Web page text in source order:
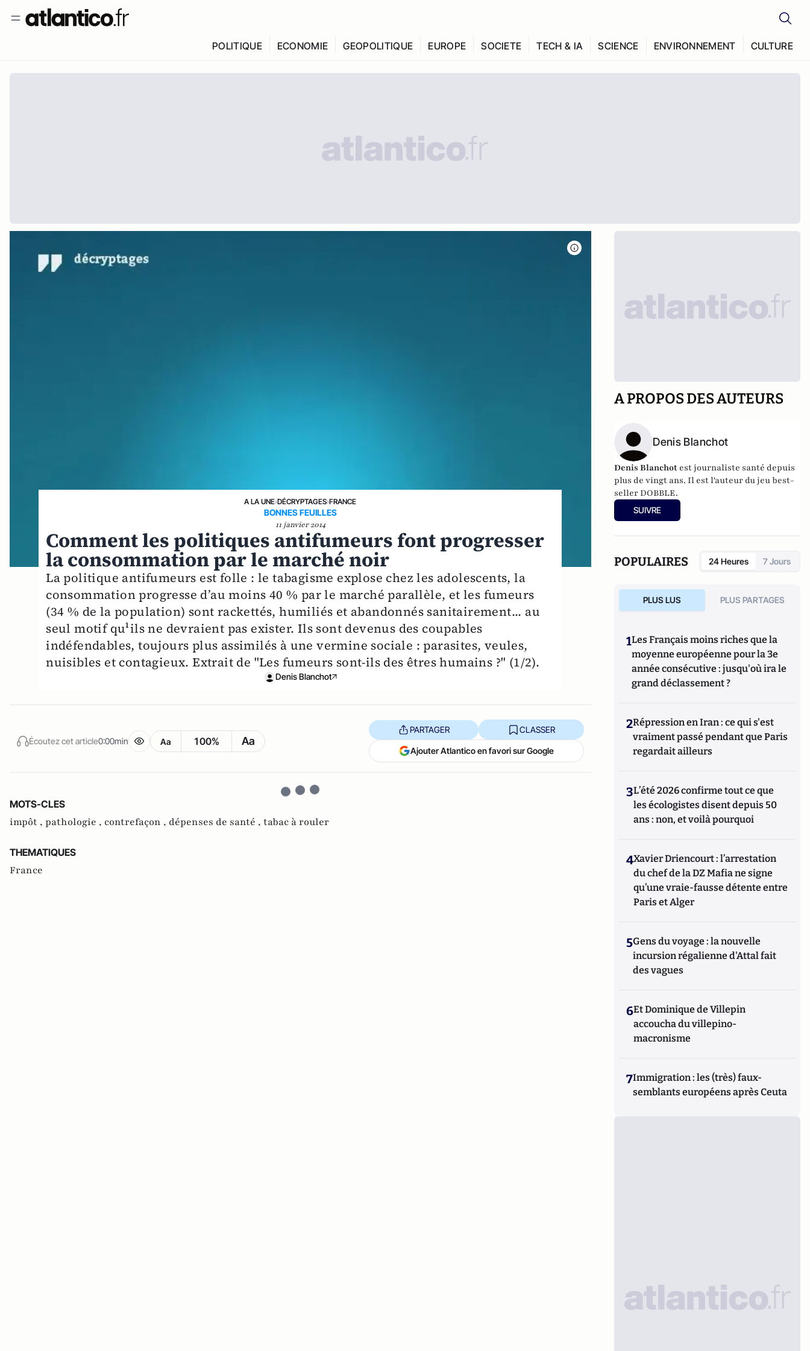
POLITIQUE ECONOMIE GEOPOLITIQUE EUROPE SOCIETE TECH & IA SCIENCE ENVIRONNEMENT CULTURE
A LA UNE›DÉCRYPTAGES›FRANCE
BONNES FEUILLES
11 janvier 2014
Comment les politiques antifumeurs font progresser
la consommation par le marché noir
La politique antifumeurs est folle : le tabagisme explose chez les adolescents, la
consommation progresse d’au moins 40 % par le marché parallèle, et les fumeurs
(34 % de la population) sont rackettés, humiliés et abandonnés sanitairement... au
seul motif qu¹ils ne devraient pas exister. Ils sont devenus des coupables
indéfendables, toujours plus assimilés à une vermine sociale : parasites, veules,
nuisibles et contagieux. Extrait de "Les fumeurs sont-ils des êtres humains ?" (1/2).
Denis Blanchot
Écoutez cet article0:00min Aa 100% Aa
PARTAGER CLASSER
Ajouter Atlantico en favori sur Google
MOTS-CLES
impôt , pathologie , contrefaçon , dépenses de santé , tabac à rouler
THEMATIQUES
France
A PROPOS DES AUTEURS
Denis Blanchot
Denis Blanchot est journaliste santé depuis
plus de vingt ans. Il est l'auteur du jeu best-
seller DOBBLE.
SUIVRE
POPULAIRES 24 Heures 7 Jours
PLUS LUS PLUS PARTAGES
1Les Français moins riches que la
moyenne européenne pour la 3e
année consécutive : jusqu'où ira le
grand déclassement ?
2Répression en Iran : ce qui s'est
vraiment passé pendant que Paris
regardait ailleurs
3L’été 2026 confirme tout ce que
les écologistes disent depuis 50
ans : non, et voilà pourquoi
4Xavier Driencourt : l’arrestation
du chef de la DZ Mafia ne signe
qu’une vraie-fausse détente entre
Paris et Alger
5Gens du voyage : la nouvelle
incursion régalienne d'Attal fait
des vagues
6Et Dominique de Villepin
accoucha du villepino-
macronisme
7Immigration : les (très) faux-
semblants européens après Ceuta